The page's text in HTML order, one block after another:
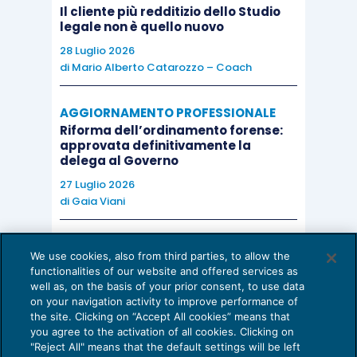
sottintendano (alle pagg. 22-23) l’adozione del c.d.
Modello 231.Si suggerisce pertanto una
formulazione che renda in modo adeguato la portata
Secondo il Consiglio di Stato dunque la norma di
cui all’art. 1 co. 2 bis L. 190/2012 determinerebbe
adozione del Modello 231.
Linee Guida per vedere la posizione che
intenderà assumere l’ANAC, competente a
sanzionare la mancanza o incompletezza dei
Piani.
Il cliente più redditizio dello Studio
legale non è quello nuovo
28 Luglio 2026
di Mario Alberto Catarozzo – Coach
AGGIORNAMENTO PROFESSIONALE
Riforma dell’ordinamento forense:
approvata definitivamente la
delega al Governo
27 Luglio 2026
di Gaia Viani
Come evitare le allucinazioni dell’AI:
guida per l’avvocato
24 Luglio 2026
di Sofia Savoia
We use cookies, also from third parties, to allow the
functionalities of our website and offered services as
well as, on the basis of your prior consent, to use data
on your navigation activity to improve performance of
the site. Clicking on “Accept All cookies” means that
you agree to the activation of all cookies. Clicking on
"Reject All" means that the default settings will be left